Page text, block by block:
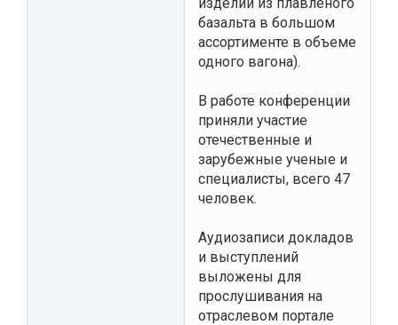
базальта в большом
ассортименте в объеме
одного вагона).
В работе конференции
приняли участие
отечественные и
зарубежные ученые и
специалисты, всего 47
человек.
Аудиозаписи докладов
и выступлений
выложены для
прослушивания на
отраслевом портале